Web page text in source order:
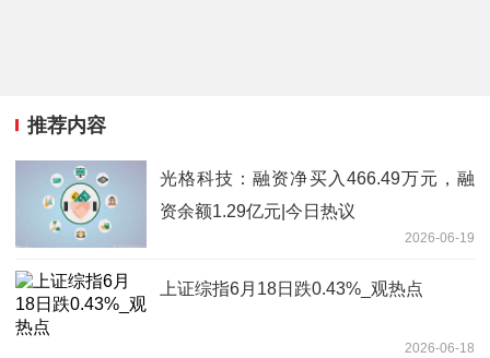
推荐内容
光格科技：融资净买入466.49万元，融
资余额1.29亿元|今日热议
2026-06-19
上证综指6月18日跌0.43%_观热点
2026-06-18